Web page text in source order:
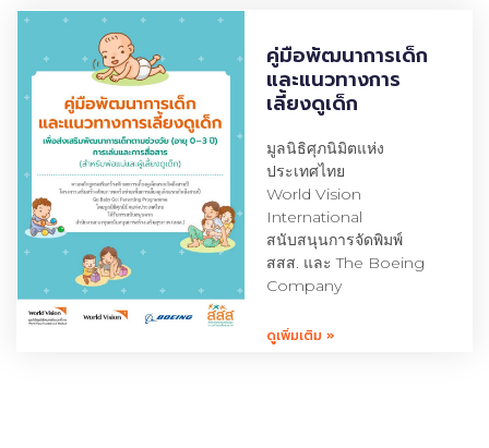
คู่มือพัฒนาการเด็ก
และแนวทางการ
เลี้ยงดูเด็ก
มูลนิธิศุภนิมิตแห่ง
ประเทศไทย
World Vision
International
สนับสนุนการจัดพิมพ์
สสส. และ The Boeing
Company
ดูเพิ่มเติม »